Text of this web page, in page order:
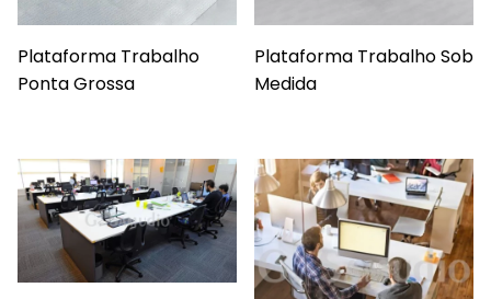
Plataforma Trabalho
Ponta Grossa
Plataforma Trabalho Sob
Medida